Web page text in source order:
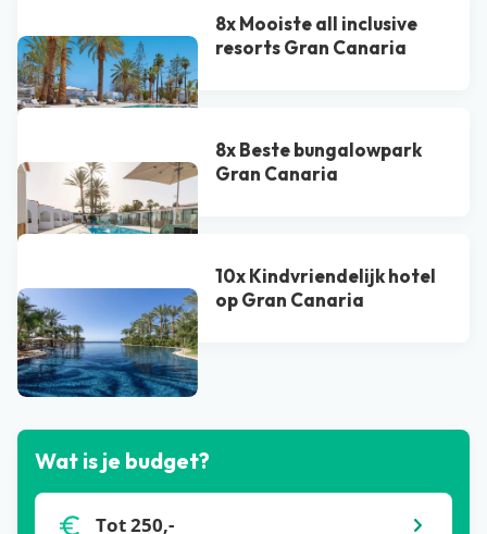
8x Mooiste all inclusive
resorts Gran Canaria
8x Beste bungalowpark
Gran Canaria
10x Kindvriendelijk hotel
op Gran Canaria
Bekijk alle blogs
Wat is je budget?
Tot 250,-